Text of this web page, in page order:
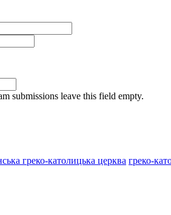
submissions leave this field empty.
греко-католицька церква греко-